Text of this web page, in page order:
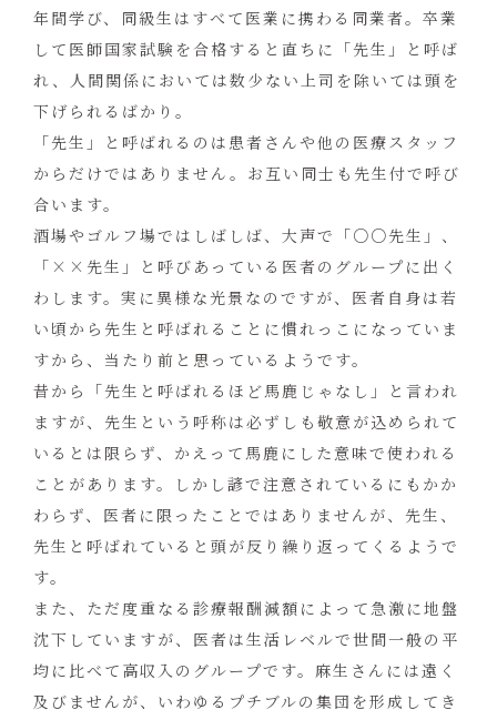
年間学び、同級生はすべて医業に携わる同業者。卒業
して医師国家試験を合格すると直ちに「先生」と呼ば
れ、人間関係においては数少ない上司を除いては頭を
下げられるばかり。
「先生」と呼ばれるのは患者さんや他の医療スタッフ
からだけではありません。お互い同士も先生付で呼び
合います。
酒場やゴルフ場ではしばしば、大声で「○○先生」、
「××先生」と呼びあっている医者のグループに出く
わします。実に異様な光景なのですが、医者自身は若
い頃から先生と呼ばれることに慣れっこになっていま
すから、当たり前と思っているようです。
昔から「先生と呼ばれるほど馬鹿じゃなし」と言われ
ますが、先生という呼称は必ずしも敬意が込められて
いるとは限らず、かえって馬鹿にした意味で使われる
ことがあります。しかし諺で注意されているにもかか
わらず、医者に限ったことではありませんが、先生、
先生と呼ばれていると頭が反り繰り返ってくるようで
す。
また、ただ度重なる診療報酬減額によって急激に地盤
沈下していますが、医者は生活レベルで世間一般の平
均に比べて高収入のグループです。麻生さんには遠く
及びませんが、いわゆるプチブルの集団を形成してき